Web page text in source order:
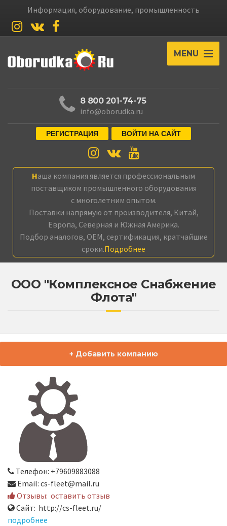
Информация, оборудование, промышленность
MENU
8 800 201-74-75
info@oborudka.ru
РЕГИСТРАЦИЯ ВОЙТИ НА САЙТ
Наша компания является профессиональным
поставщиком промышленного оборудования
с многолетним опытом.
Поставки напрямую от производителя, Китай,
Европа, Северная и Южная Америка.
Подбор аналогов, OEM, сертификация, кратчайшие
сроки.Подробнее
ООО "Комплексное Снабжение
Флота"
+ Добавить компанию
Телефон: +79609883088
Email: cs-fleet@mail.ru
Отзывы: оставить отзыв
Сайт: http://cs-fleet.ru/
подробнее